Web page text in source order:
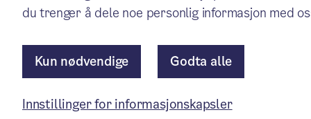
behandling av
på Stortinget.
Pressemelding / Publisert: 28.05.2026
Av Byrådslederens kontor — Byrådsavdeling for helse
du trenger å dele noe personlig informasjon med
Kun nødvendige Godta alle
Innstillinger for informasjonskapsler